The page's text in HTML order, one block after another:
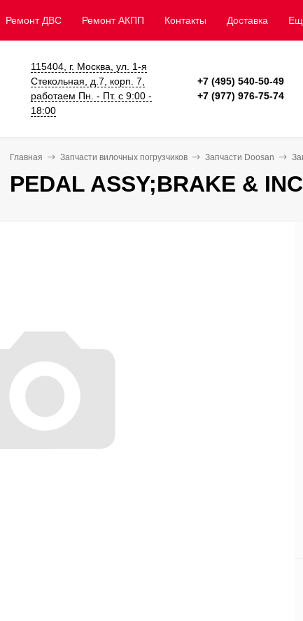
​Ремонт ДВС Ремонт АКПП Контакты Доставка
115404, г. Москва, ул. 1-я
Стекольная, д.7, корп. 7,
работаем Пн. - Пт. с 9:00 -
18:00
+7 (495) 540-50-49
+7 (977) 976-75-74
Главная Запчасти вилочных погрузчиков Запчасти Doosan
PEDAL ASSY;BRAKE &